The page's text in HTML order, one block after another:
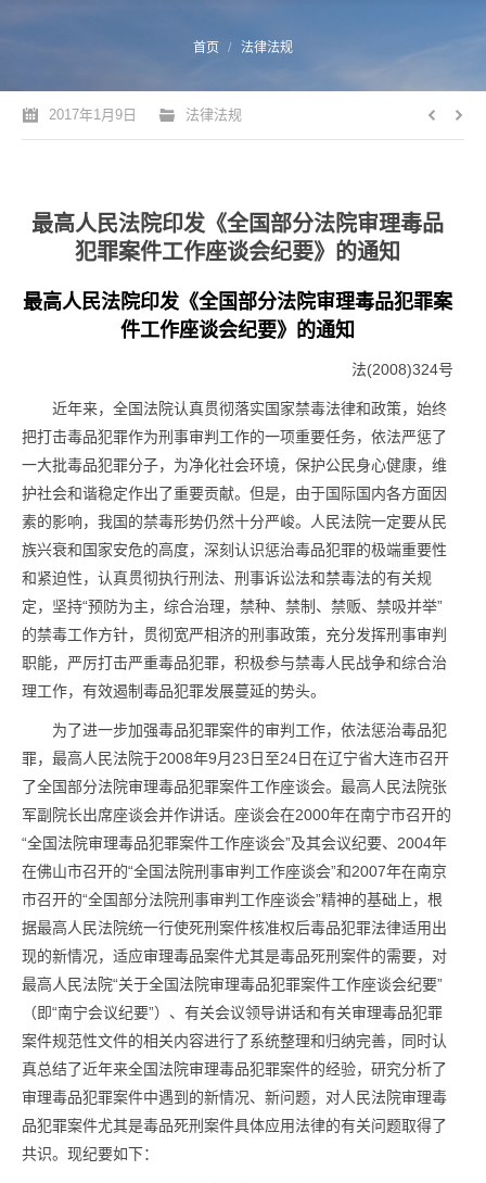
首页 法律法规
2017年1月9日 法律法规
最高人民法院印发《全国部分法院审理毒品
犯罪案件工作座谈会纪要》的通知
最高人民法院印发《全国部分法院审理毒品犯罪案
件工作座谈会纪要》的通知
法(2008)324号
近年来，全国法院认真贯彻落实国家禁毒法律和政策，始终
把打击毒品犯罪作为刑事审判工作的一项重要任务，依法严惩了
一大批毒品犯罪分子，为净化社会环境，保护公民身心健康，维
护社会和谐稳定作出了重要贡献。但是，由于国际国内各方面因
素的影响，我国的禁毒形势仍然十分严峻。人民法院一定要从民
族兴衰和国家安危的高度，深刻认识惩治毒品犯罪的极端重要性
和紧迫性，认真贯彻执行刑法、刑事诉讼法和禁毒法的有关规
定，坚持“预防为主，综合治理，禁种、禁制、禁贩、禁吸并举”
的禁毒工作方针，贯彻宽严相济的刑事政策，充分发挥刑事审判
职能，严厉打击严重毒品犯罪，积极参与禁毒人民战争和综合治
理工作，有效遏制毒品犯罪发展蔓延的势头。
为了进一步加强毒品犯罪案件的审判工作，依法惩治毒品犯
罪，最高人民法院于2008年9月23日至24日在辽宁省大连市召开
了全国部分法院审理毒品犯罪案件工作座谈会。最高人民法院张
军副院长出席座谈会并作讲话。座谈会在2000年在南宁市召开的
“全国法院审理毒品犯罪案件工作座谈会”及其会议纪要、2004年
在佛山市召开的“全国法院刑事审判工作座谈会”和2007年在南京
市召开的“全国部分法院刑事审判工作座谈会”精神的基础上，根
据最高人民法院统一行使死刑案件核准权后毒品犯罪法律适用出
现的新情况，适应审理毒品案件尤其是毒品死刑案件的需要，对
最高人民法院“关于全国法院审理毒品犯罪案件工作座谈会纪要”
（即“南宁会议纪要”）、有关会议领导讲话和有关审理毒品犯罪
案件规范性文件的相关内容进行了系统整理和归纳完善，同时认
真总结了近年来全国法院审理毒品犯罪案件的经验，研究分析了
审理毒品犯罪案件中遇到的新情况、新问题，对人民法院审理毒
品犯罪案件尤其是毒品死刑案件具体应用法律的有关问题取得了
共识。现纪要如下：